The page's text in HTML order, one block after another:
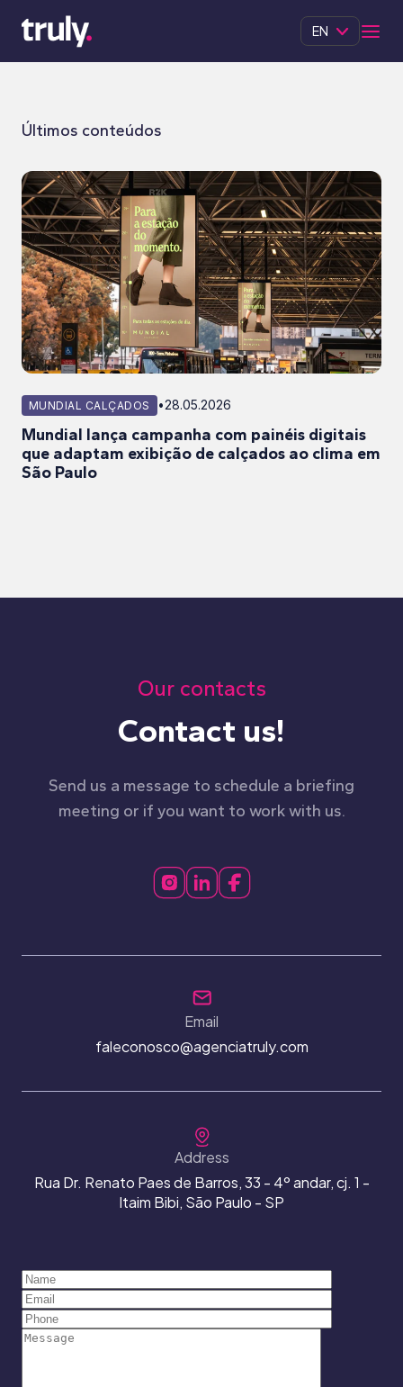
EN
Últimos conteúdos
MUNDIAL CALÇADOS •28.05.2026
Mundial lança campanha com painéis digitais
que adaptam exibição de calçados ao clima em
São Paulo
Our contacts
Contact us!
Send us a message to schedule a briefing
meeting or if you want to work with us.
Email
faleconosco@agenciatruly.com
Address
Rua Dr. Renato Paes de Barros, 33 - 4º andar, cj. 1 -
Itaim Bibi, São Paulo - SP